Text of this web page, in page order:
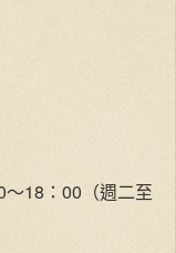
18：00（週二至